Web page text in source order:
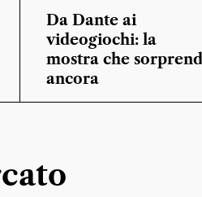
Da Dante ai
videogiochi: la
mostra che
ancora